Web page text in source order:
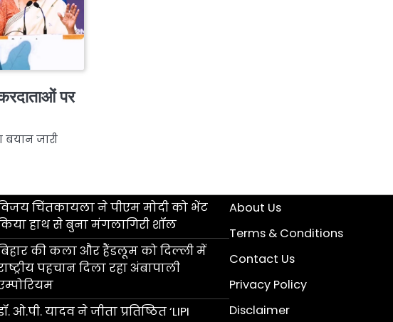
पर
जारी
चिंतकायला ने पीएम मोदी को भेंट
हाथ से बुना मंगलागिरी शॉल
की कला और हैंडलूम को दिल्ली में
पहचान दिला रहा अंबापाली
ओ.पी. यादव ने जीता प्रतिष्ठित ‘LIPI
About Us
Terms & Conditions
Contact Us
Privacy Policy
Disclaimer